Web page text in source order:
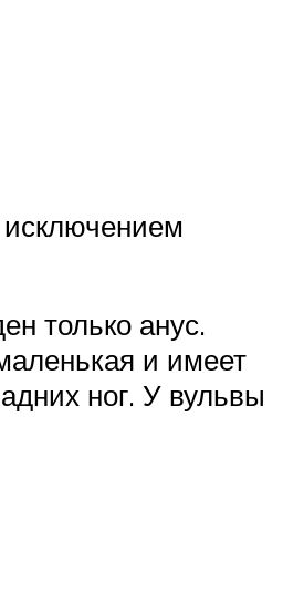
исключением
только анус.
и имеет
ног. У вульвы